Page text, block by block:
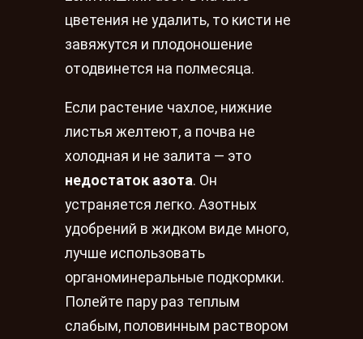
цветения не удалить, то кисти не
завяжутся и плодоношение
отодвинется на полмесяца.
Если растение чахлое, нижние
листья желтеют, а почва не
холодная и не залита — это
недостаток азота. Он
устраняется легко. Азотных
удобрений в жидком виде много,
лучше использовать
органоминеральные подкормки.
Полейте пару раз теплым
слабым, половинным раствором